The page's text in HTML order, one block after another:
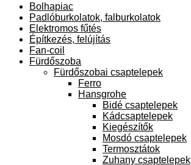
Bolhapiac
Padlóburkolatok, falburkolatok
Elektromos fűtés
Építkezés, felújítás
Fan-coil
Fürdőszoba
Fürdőszobai csaptelepek
Ferro
Hansgrohe
Bidé csaptelepek
Kádcsaptelepek
Kiegészítők
Mosdó csaptelepek
Termosztátok
Zuhany csaptelepek